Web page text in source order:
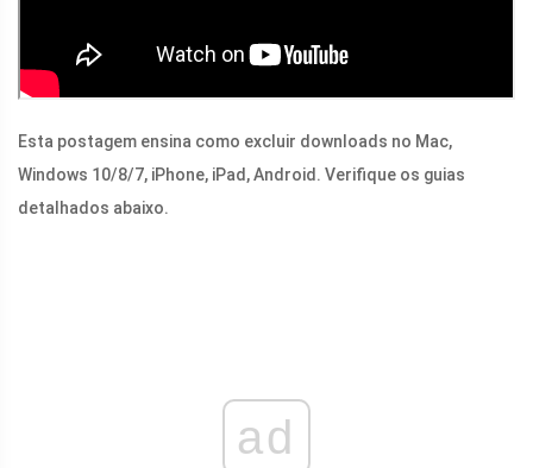
Esta postagem ensina como excluir downloads no Mac,
Windows 10/8/7, iPhone, iPad, Android. Verifique os guias
detalhados abaixo.
ad